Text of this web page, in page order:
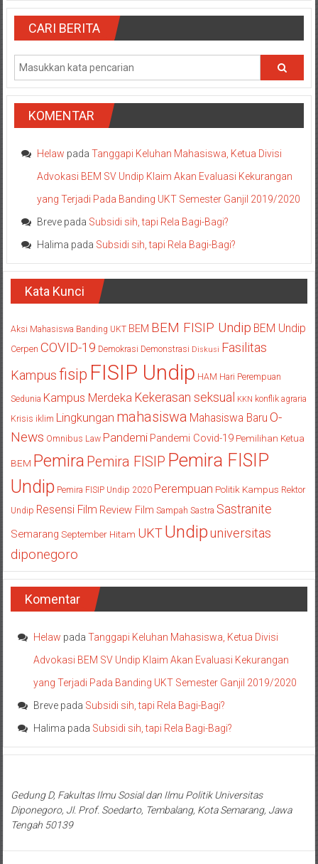
CARI BERITA
KOMENTAR
Helaw pada Tanggapi Keluhan Mahasiswa, Ketua Divisi
Advokasi BEM SV Undip Klaim Akan Evaluasi Kekurangan
yang Terjadi Pada Banding UKT Semester Ganjil 2019/2020
Brevepada Subsidi sih, tapi Rela Bagi-Bagi?
Halima pada Subsidi sih, tapi Rela Bagi-Bagi?
Kata Kunci
Aksi Mahasiswa Banding UKT BEM BEM FISIP Undip BEM Undip
Cerpen COVID-19 Demokrasi Demonstrasi Diskusi Fasilitas
Kampus fisip FISIP Undip HAM Hari Perempuan
Sedunia Kampus Merdeka Kekerasan seksual KKN konflik agraria
Krisis iklim Lingkungan mahasiswa Mahasiswa Baru O-
News Omnibus Law Pandemi Pandemi Covid-19 Pemilihan Ketua
BEM Pemira Pemira FISIP Pemira FISIP
Undip Pemira FISIP Undip 2020 Perempuan Politik Kampus Rektor
Undip Resensi Film Review Film Sampah Sastra Sastranite
Semarang September Hitam UKTUndipuniversitas
diponegoro
Komentar
Helaw padaTanggapi Keluhan Mahasiswa, Ketua Divisi
Advokasi BEM SV Undip Klaim Akan Evaluasi Kekurangan
yang Terjadi Pada Banding UKT Semester Ganjil 2019/2020
Breve pada Subsidi sih, tapi Rela Bagi-Bagi?
Halima pada Subsidi sih, tapi Rela Bagi-Bagi?
Gedung D, Fakultas Ilmu Sosial dan Ilmu Politik Universitas
Diponegoro, Jl. Prof. Soedarto, Tembalang, Kota Semarang, Jawa
Tengah 50139